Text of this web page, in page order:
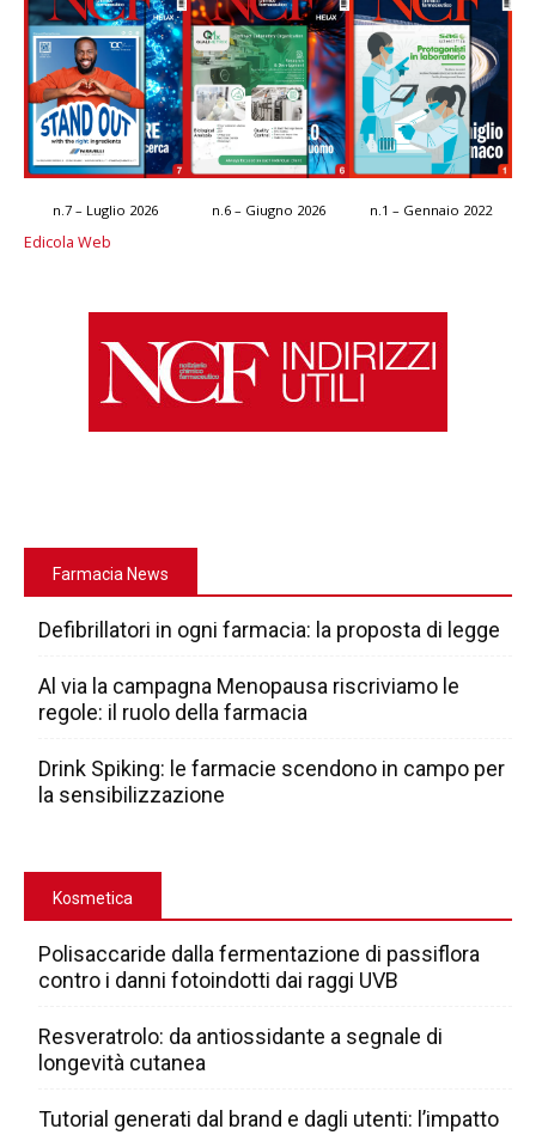
n.7 – Luglio 2026 n.6 – Giugno 2026 n.1 – Gennaio 2022
Edicola Web
Farmacia News
Defibrillatori in ogni farmacia: la proposta di legge
Al via la campagna Menopausa riscriviamo le
regole: il ruolo della farmacia
Drink Spiking: le farmacie scendono in campo per
la sensibilizzazione
Kosmetica
Polisaccaride dalla fermentazione di passiflora
contro i danni fotoindotti dai raggi UVB
Resveratrolo: da antiossidante a segnale di
longevità cutanea
Tutorial generati dal brand e dagli utenti: l’impatto